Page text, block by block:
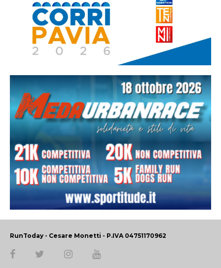
RunToday - Cesare Monetti - P.IVA 04751170962